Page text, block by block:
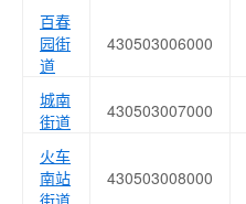
百春
园街
道
430503006000
城南
街道
430503007000
火车
南站
街道
430503008000